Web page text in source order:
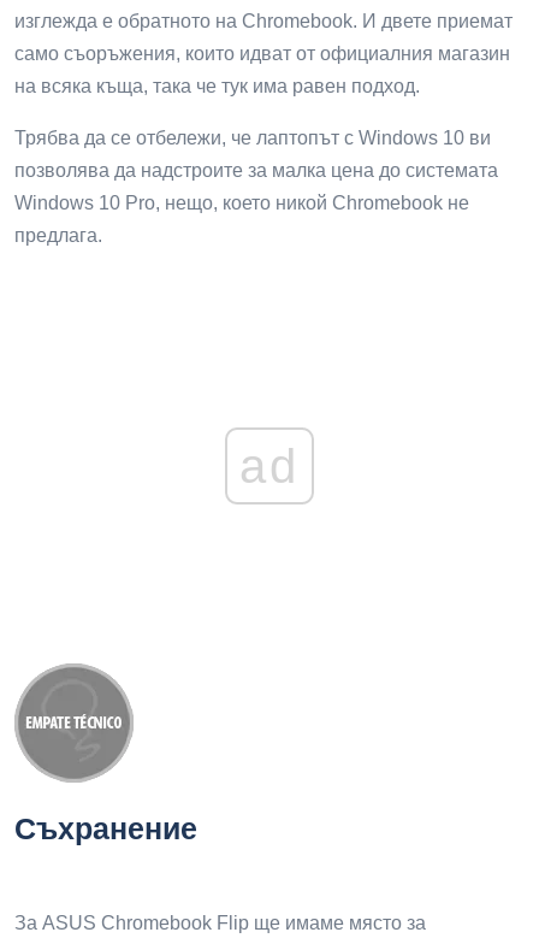
изглежда е обратното на Chromebook. И двете приемат
само съоръжения, които идват от официалния магазин
на всяка къща, така че тук има равен подход.
Трябва да се отбележи, че лаптопът с Windows 10 ви
позволява да надстроите за малка цена до системата
Windows 10 Pro, нещо, което никой Chromebook не
предлага.
ad
Съхранение
За ASUS Chromebook Flip ще имаме място за